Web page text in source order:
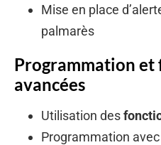
Mise en place
palmarès
Programmation et
avancées
Utilisation des
Programmation avec